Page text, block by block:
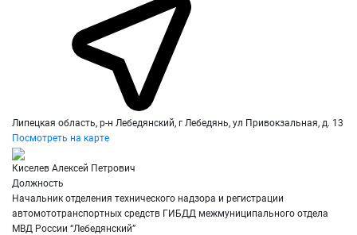
Липецкая область, р-н Лебедянский, г Лебедянь, ул Привокзальная, д. 13
Посмотреть на карте
Киселев Алексей Петрович
Должность
Начальник отделения технического надзора и регистрации
автомототранспортных средств ГИБДД межмуниципального отдела
МВД России “Лебедянский”